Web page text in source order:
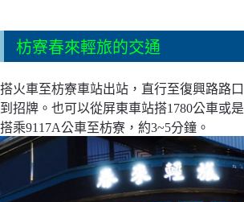
枋寮春來輕旅的交通
搭火車至枋寮車站出站，直行至復興路路
到招牌。也可以從屏東車站搭1780公車或
搭乘9117A公車至枋寮，約3~5分鐘。